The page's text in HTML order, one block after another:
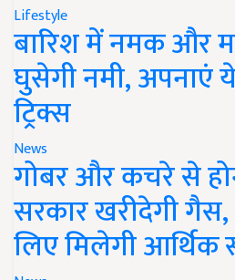
Lifestyle
बारिश में नमक और
घुसेगी नमी, अपनाएं
ट्रिक्स
News
गोबर और कचरे से
सरकार खरीदेगी
लिए मिलेगी आर्थिक